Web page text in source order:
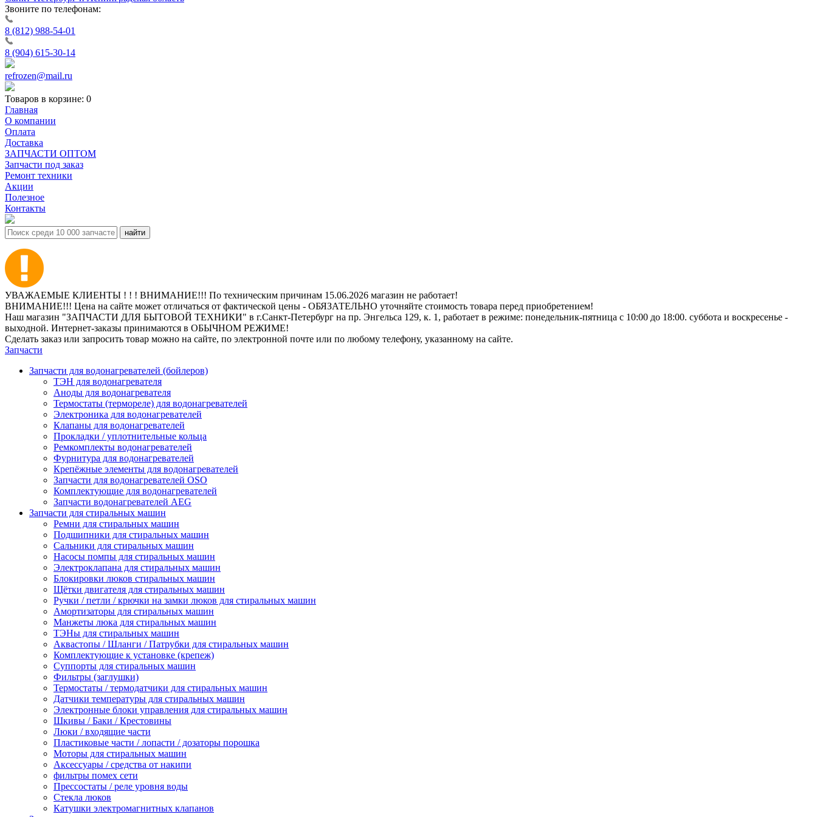
Звоните по телефонам:
8 (812) 988-54-01
8 (904) 615-30-14
refrozen@mail.ru
Товаров в корзине: 0
Главная
О компании
Оплата
Доставка
ЗАПЧАСТИ ОПТОМ
Запчасти под заказ
Ремонт техники
Акции
Полезное
Контакты
УВАЖАЕМЫЕ КЛИЕНТЫ ! ! ! ВНИМАНИЕ!!! По техническим причинам 15.06.2026 магазин не работает!
ВНИМАНИЕ!!! Цена на сайте может отличаться от фактической цены - ОБЯЗАТЕЛЬНО уточняйте стоимость товара перед приобретением!
Наш магазин "ЗАПЧАСТИ ДЛЯ БЫТОВОЙ ТЕХНИКИ" в г.Санкт-Петербург на пр. Энгельса 129, к. 1, работает в режиме: понедельник-пятница с 10:00 до 18:00. суббота и воскресенье -
выходной. Интернет-заказы принимаются в ОБЫЧНОМ РЕЖИМЕ!
Сделать заказ или запросить товар можно на сайте, по электронной почте или по любому телефону, указанному на сайте.
Запчасти
Запчасти для водонагревателей (бойлеров)
ТЭН для водонагревателя
Аноды для водонагревателя
Термостаты (термореле) для водонагревателей
Электроника для водонагревателей
Клапаны для водонагревателей
Прокладки / уплотнительные кольца
Ремкомплекты водонагревателей
Фурнитура для водонагревателей
Крепёжные элементы для водонагревателей
Запчасти для водонагревателей OSO
Комплектующие для водонагревателей
Запчасти водонагревателей AEG
Запчасти для стиральных машин
Ремни для стиральных машин
Подшипники для стиральных машин
Сальники для стиральных машин
Насосы помпы для стиральных машин
Электроклапана для стиральных машин
Блокировки люков стиральных машин
Щётки двигателя для стиральных машин
Ручки / петли / крючки на замки люков для стиральных машин
Амортизаторы для стиральных машин
Манжеты люка для стиральных машин
ТЭНы для стиральных машин
Аквастопы / Шланги / Патрубки для стиральных машин
Комплектующие к установке (крепеж)
Суппорты для стиральных машин
Фильтры (заглушки)
Термостаты / термодатчики для стиральных машин
Датчики температуры для стиральных машин
Электронные блоки управления для стиральных машин
Шкивы / Баки / Крестовины
Люки / входящие части
Пластиковые части / лопасти / дозаторы порошка
Моторы для стиральных машин
Аксессуары / средства от накипи
фильтры помех сети
Прессостаты / реле уровня воды
Стекла люков
Катушки электромагнитных клапанов